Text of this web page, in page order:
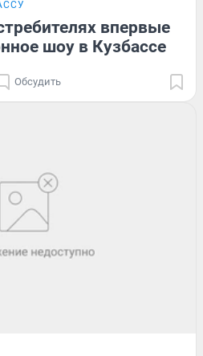
впервые
шоу в Кузбассе
Обсудить